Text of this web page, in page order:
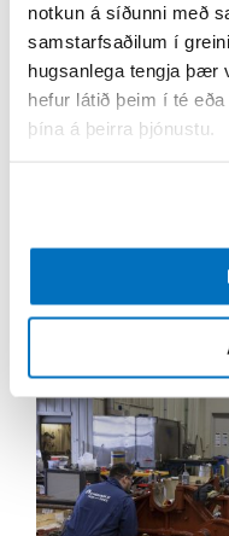
notkun á síðunni með
samstarfsaðilum í
hugsanlega tengja þær
hefur látið þeim í té
þína á þeirra þjónustu.
samið við Héðinn hf.
framkvæmdir. Verkið
jarðvinnu,
byggingarvinnu og
verkinu að[...]